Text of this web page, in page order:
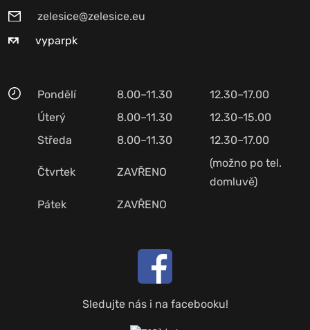
zelesice@zelesice.eu
vyparpk
Pondělí 8.00–11.30
12.30–17.00
Úterý
8.00–11.30
12.30–15.00
Středa
8.00–11.30 12.30–17.00
Čtvrtek ZAVŘENO
(možno po tel.
domluvě)
Pátek
ZAVŘENO
Sledujte nás i na facebooku!